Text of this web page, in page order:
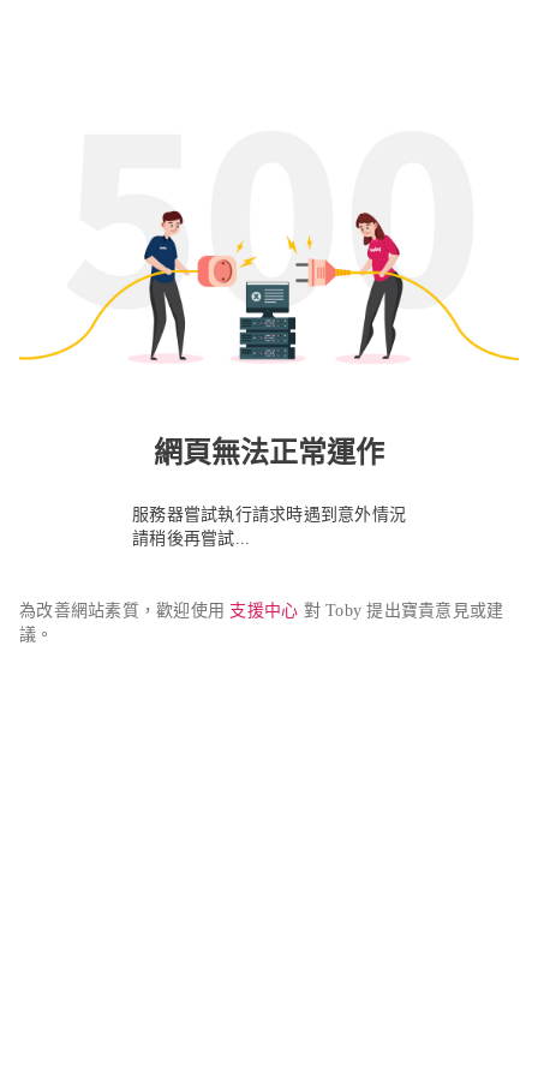
網頁無法正常運作
服務器嘗試執行請求時遇到意外情況
請稍後再嘗試...
為改善網站素質，歡迎使用 支援中心 對 Toby 提出寶貴意見或建
議。